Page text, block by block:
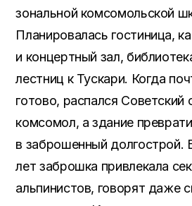
зональной комсомольской
Планировалась гостиница,
и концертный зал,
лестниц к Тускари. Когда
готово, распался Советский
комсомол, а здание
в заброшенный долгострой.
лет заброшка привлекала
альпинистов, говорят даже